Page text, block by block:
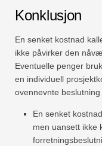
Konklusjon
En senket kostnad
ikke påvirker den
Eventuelle penger
en individuell
ovennevnte
En senket
men uansett ikke